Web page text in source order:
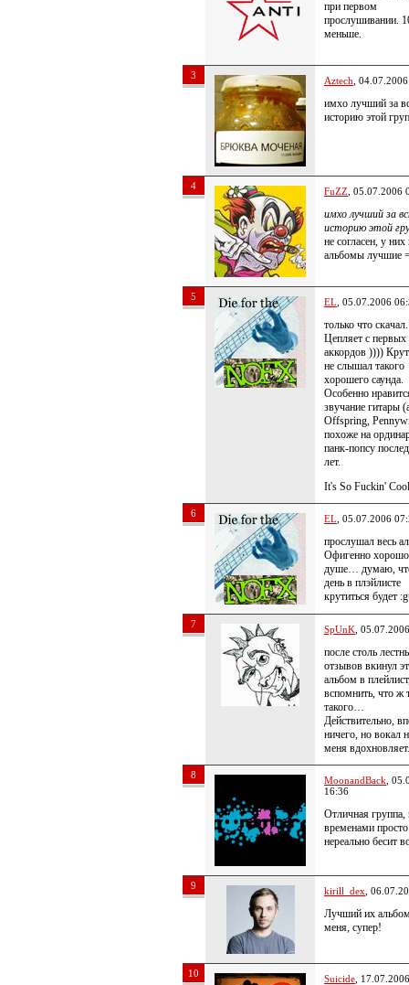
при первом
прослушивании.
меньше.
3 Aztech ,
имхо лучший за
историю этой
4 FuZZ , 05.07.2006
имхо лучший за
историю этой
не согласен, у них
альбомы лучшие
5 EL , 05.07.2006
только что скачал.
Цепляет с первых
аккордов ))))
не слышал такого
хорошего саунда.
Особенно
звучание гитары
Offspring,
похоже на
панк-попсу
лет.
It's So Fuckin'
6 EL , 05.07.2006
прослушал весь
Офигенно
душе… думаю,
день в плэйлисте
крутиться будет
7 SpUnK ,
после столь
отзывов вкинул
альбом в
вспомнить, что ж
такого…
Действительно,
ничего, но вокал
меня вдохновляет.
8 MoonandBack ,
16:36
Отличная группа,
временами просто
нереально бесит
9 kirill_dex ,
Лучший их
меня, супер!
10 Suicide ,